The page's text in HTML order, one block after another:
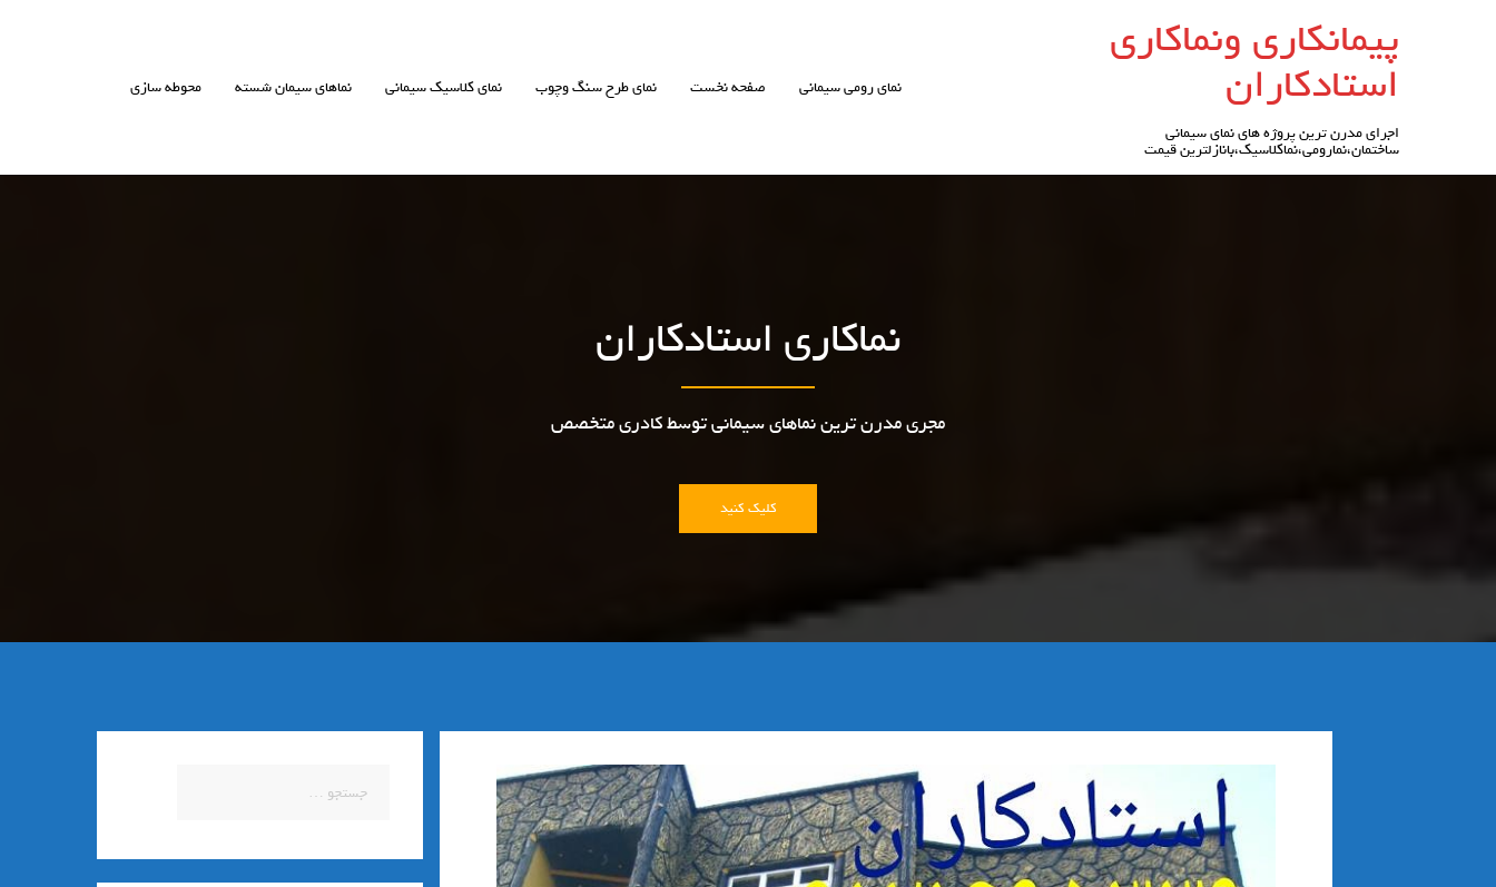
پیمانکاری ونماکاری
استادکاران
اجرای مدرن ترین پروژه های نمای سیمانی
ساختمان،نمارومی،نماکلاسیک،بانازلترین قیمت
نمای رومی سیمانی صفحه نخست نمای طرح سنگ وچوب نمای کلاسیک سیمانی نماهای سیمان شسته محوطه سازی
نماکاری استادکاران
مجری مدرن ترین نماهای سیمانی توسط کادری متخصص
کلیک کنید
برای: